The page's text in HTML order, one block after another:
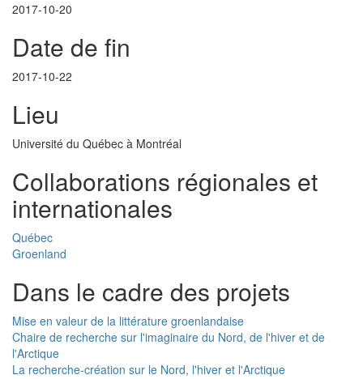
2017-10-20
Date de fin
2017-10-22
Lieu
Université du Québec à Montréal
Collaborations régionales et
internationales
Québec
Groenland
Dans le cadre des projets
Mise en valeur de la littérature groenlandaise
Chaire de recherche sur l'imaginaire du Nord, de l'hiver et de
l'Arctique
La recherche-création sur le Nord, l'hiver et l'Arctique